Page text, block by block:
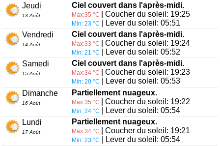
Jeudi
13 Août
Ciel couvert dans l'après-midi.
Max:35 °C | Coucher du soleil: 19:25
Min: 23 °C
| Lever du soleil: 05:51
Vendredi
14 Août
Ciel couvert dans l'après-midi.
Max:33 °C | Coucher du soleil: 19:24
Min: 21 °C
| Lever du soleil: 05:52
Samedi
15 Août
Ciel couvert dans l'après-midi.
Max:34 °C | Coucher du soleil: 19:23
Min: 20 °C
| Lever du soleil: 05:53
Dimanche
16 Août
Partiellement nuageux.
Max:35 °C | Coucher du soleil: 19:22
Min: 24 °C
| Lever du soleil: 05:54
Lundi
17 Août
Partiellement nuageux.
Max:34 °C | Coucher du soleil: 19:21
Min: 23 °C
| Lever du soleil: 05:54